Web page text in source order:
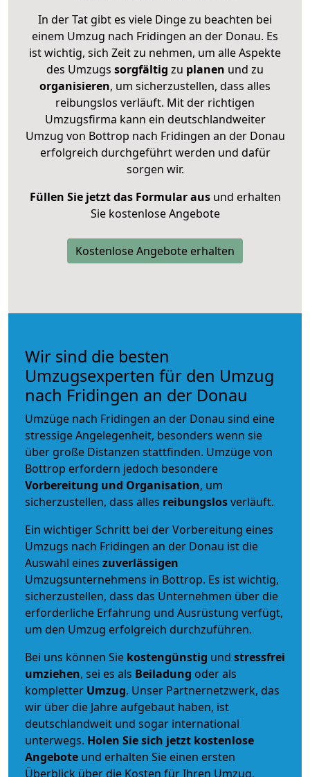
In der Tat gibt es viele Dinge zu beachten bei
einem Umzug nach Fridingen an der Donau. Es
ist wichtig, sich Zeit zu nehmen, um alle Aspekte
des Umzugs sorgfältig zu planen und zu
organisieren, um sicherzustellen, dass alles
reibungslos verläuft. Mit der richtigen
Umzugsfirma kann ein deutschlandweiter
Umzug von Bottrop nach Fridingen an der Donau
erfolgreich durchgeführt werden und dafür
sorgen wir.
Füllen Sie jetzt das Formular ausund erhalten
Sie kostenlose Angebote
Kostenlose Angebote erhalten
Wir sind die besten
Umzugsexperten für den Umzug
nach Fridingen an der Donau
Umzüge nach Fridingen an der Donau sind eine
stressige Angelegenheit, besonders wenn sie
über große Distanzen stattfinden. Umzüge von
Bottrop erfordern jedoch besondere
Vorbereitung und Organisation, um
sicherzustellen, dass alles reibungslosverläuft.
Ein wichtiger Schritt bei der Vorbereitung eines
Umzugs nach Fridingen an der Donau ist die
Auswahl eines zuverlässigen
Umzugsunternehmens in Bottrop. Es ist wichtig,
sicherzustellen, dass das Unternehmen über die
erforderliche Erfahrung und Ausrüstung verfügt,
um den Umzug erfolgreich durchzuführen.
Bei uns können Sie kostengünstig und stressfrei
umziehen, sei es als Beiladung oder als
kompletter Umzug. Unser Partnernetzwerk, das
wir über die Jahre aufgebaut haben, ist
deutschlandweit und sogar international
unterwegs. Holen Sie sich jetzt kostenlose
Angebote und erhalten Sie einen ersten
Überblick über die Kosten für Ihren Umzug.